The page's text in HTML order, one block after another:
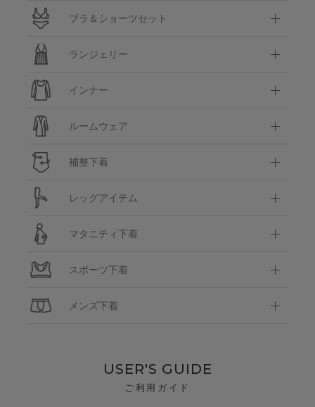
ブラ＆ショーツセット
ランジェリー
インナー
ルームウェア
補整下着
レッグアイテム
マタニティ下着
スポーツ下着
メンズ下着
USER'S GUIDE
ご利用ガイド